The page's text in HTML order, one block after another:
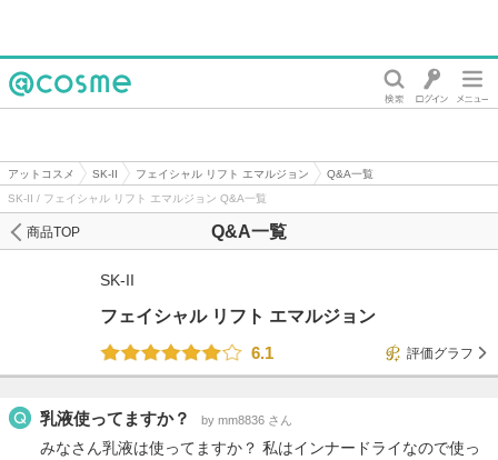
アットコスメ SK-II フェイシャル リフト エマルジョン
Q&A一覧
SK-II / フェイシャル リフト エマルジョン Q&A一覧
Q&A一覧
商品TOP
SK-II
フェイシャル リフト エマルジョン
6.1
評価グラフ
乳液使ってますか？ by mm8836 さん
みなさん乳液は使ってますか？ 私はインナードライなので使っ